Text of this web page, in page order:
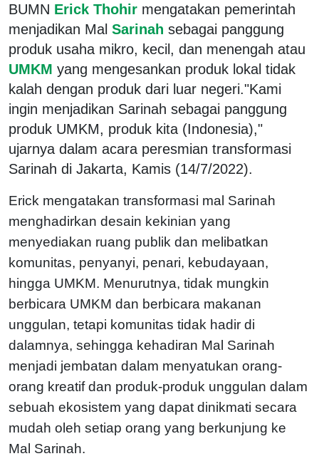
BUMN Erick Thohir mengatakan pemerintah
menjadikan Mal Sarinah sebagai panggung
produk usaha mikro, kecil, dan menengah atau
UMKM yang mengesankan produk lokal tidak
kalah dengan produk dari luar negeri."Kami
ingin menjadikan Sarinah sebagai panggung
produk UMKM, produk kita (Indonesia),"
ujarnya dalam acara peresmian transformasi
Sarinah di Jakarta, Kamis (14/7/2022).
Erick mengatakan transformasi mal Sarinah
menghadirkan desain kekinian yang
menyediakan ruang publik dan melibatkan
komunitas, penyanyi, penari, kebudayaan,
hingga UMKM. Menurutnya, tidak mungkin
berbicara UMKM dan berbicara makanan
unggulan, tetapi komunitas tidak hadir di
dalamnya, sehingga kehadiran Mal Sarinah
menjadi jembatan dalam menyatukan orang-
orang kreatif dan produk-produk unggulan dalam
sebuah ekosistem yang dapat dinikmati secara
mudah oleh setiap orang yang berkunjung ke
Mal Sarinah.